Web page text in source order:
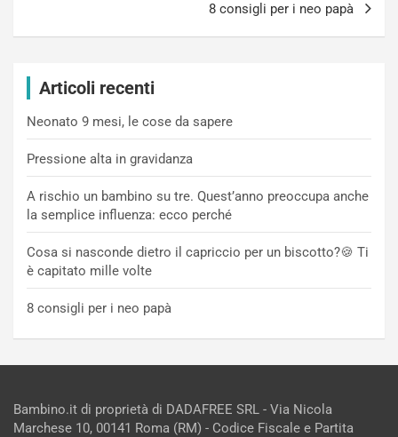
8 consigli per i neo papà
Articoli recenti
Neonato 9 mesi, le cose da sapere
Pressione alta in gravidanza
A rischio un bambino su tre. Quest’anno preoccupa anche
la semplice influenza: ecco perché
Cosa si nasconde dietro il capriccio per un biscotto?🍪 Ti
è capitato mille volte
8 consigli per i neo papà
Bambino.it di proprietà di DADAFREE SRL - Via Nicola
Marchese 10, 00141 Roma (RM) - Codice Fiscale e Partita